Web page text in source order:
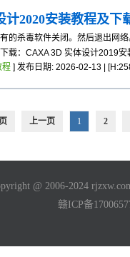
计2020安装教程及下
杀毒软件关闭。然后退出网络
载：CAXA 3D 实体设计2019安
程 ] 发布日期: 2026-02-13 |
上一页 1 2
@ 2006-2024
赣ICP备